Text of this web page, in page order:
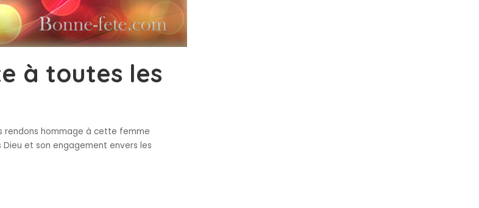
à toutes les
rendons hommage à cette femme
et son engagement envers les